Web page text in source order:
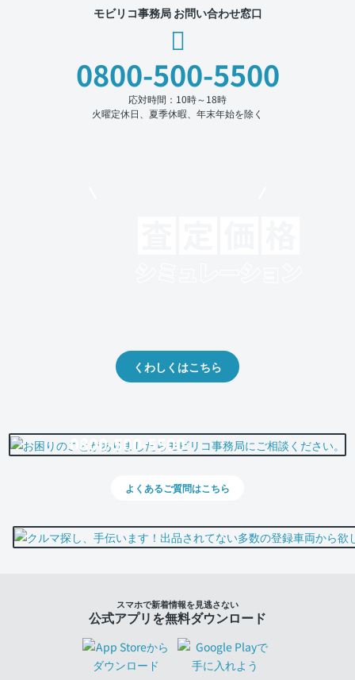
モビリコ事務局 お問い合わせ窓口
0800-500-5500
応対時間：10時～18時
火曜定休日、夏季休暇、年末年始を除く
くわしくはこちら
0800-500-5500
よくあるご質問はこちら
スマホで新着情報を見逃さない
公式アプリを無料ダウンロード